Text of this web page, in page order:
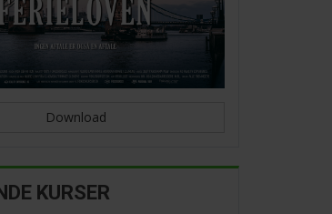
Download
KURSER